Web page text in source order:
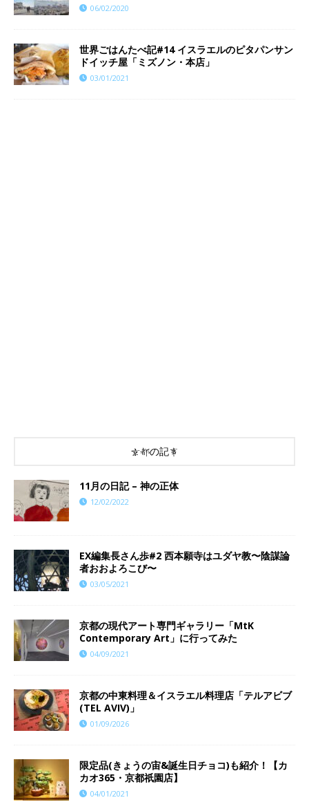
06/02/2020
世界ごはんたべ記#14 イスラエルのピタパンサン
ドイッチ屋「ミズノン・本店」
03/01/2021
京都の記事
11月の日記 – 神の正体
12/02/2022
EX編集長さん歩#2 西本願寺はユダヤ教〜陰謀論
者おおよろこび〜
03/05/2021
京都の現代アート専門ギャラリー「MtK
Contemporary Art」に行ってみた
04/09/2021
京都の中東料理＆イスラエル料理店「テルアビブ
(TEL AVIV)」
01/09/2026
限定品(きょうの宙&誕生日チョコ)も紹介！【カ
カオ365・京都祇園店】
04/01/2021